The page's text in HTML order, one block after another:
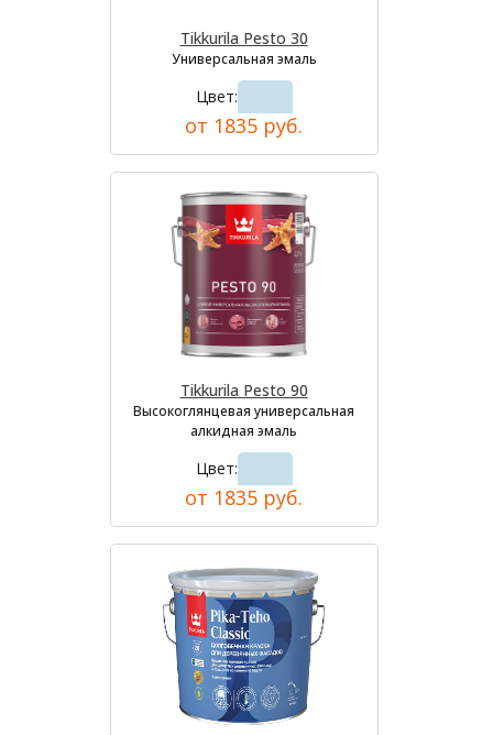
Tikkurila Pesto 30
Универсальная эмаль
Цвет:
от 1835 руб.
Tikkurila Pesto 90
Высокоглянцевая универсальная
алкидная эмаль
Цвет:
от 1835 руб.